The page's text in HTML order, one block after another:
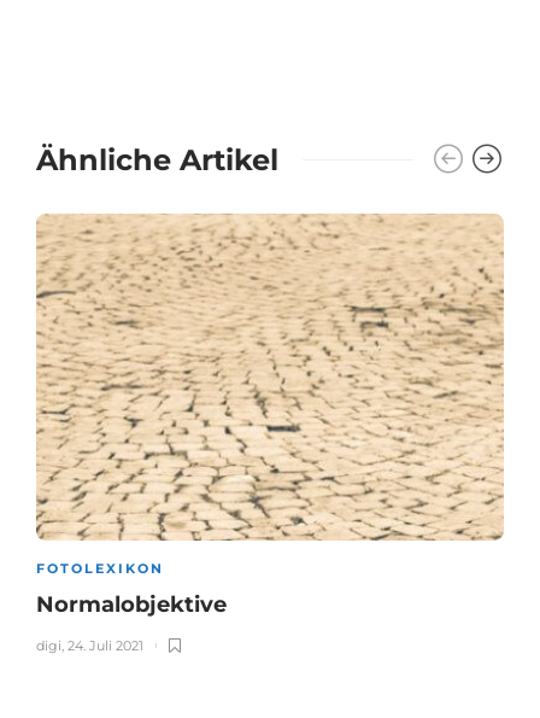
Ähnliche Artikel
FOTOLEXIKON
Normalobjektive
digi, 24. Juli 2021